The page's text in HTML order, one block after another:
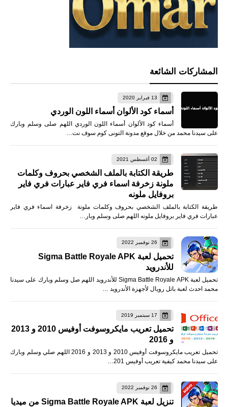
المشاركات الشائعة
13 فبراير 2020
أسماء كود الألوان أسماء اللون الوردي
أسماء كود الألوان أسماء اللون الوردي اللهم صلى وسلم وبارك
على سيدنا محمد من خلال موقع مدونة التونى كوم سوف نت…
02 أغسطس 2021
طريقة الكتابة بالملف الشخصي بحروف وكلمات
ملونة زخرفة اسماء فري فاير عبارات فري فاير
بروفايل ملونه
طريقة الكتابة بالملف الشخصي بحروف وكلمات ملونة زخرفة اسماء فري فاير
عبارات فري فاير بروفايل ملونه اللهم صلى وسلم وبار…
26 نوفمبر 2022
تحميل لعبة Sigma Battle Royale APK
للأندرويد
تحميل لعبة Sigma Battle Royale APK للأندرويد اللهم صل وسلم وبارك على سيدنا
محمد احدث لعبة باتل رويال لأجهزة الأندرويد …
17 سبتمبر 2019
تحميل تعريب مايكروسوفت أوفيس 2010 و 2013
و 2016
تحميل تعريب مايكروسوفت أوفيس 2010 و 2013 و 2016 اللهم صلي وسلم وبارك
على سيدنا محمد كيفية تعريب أوفيس 201…
26 نوفمبر 2022
تنزيل لعبة Sigma Battle Royale APK من ميديا